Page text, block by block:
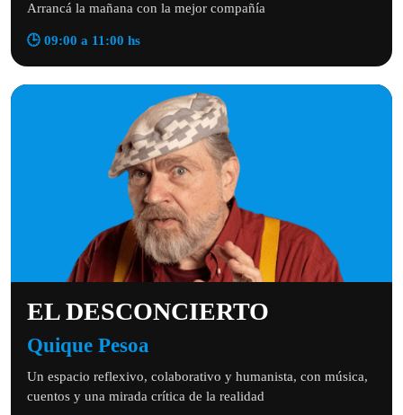
Arrancá la mañana con la mejor compañía
🕒 09:00 a 11:00 hs
EL DESCONCIERTO
Quique Pesoa
Un espacio reflexivo, colaborativo y humanista, con música,
cuentos y una mirada crítica de la realidad